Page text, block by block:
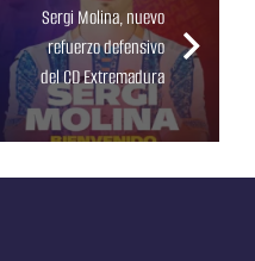
Sergi Molina, nuevo
refuerzo defensivo
del CD Extremadura